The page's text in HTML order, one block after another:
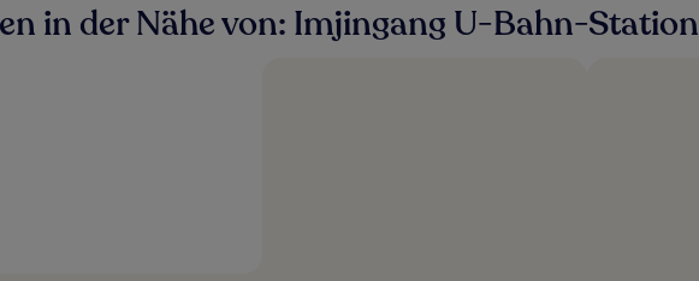
in der Nähe von: Imjingang U-Bahn-Station